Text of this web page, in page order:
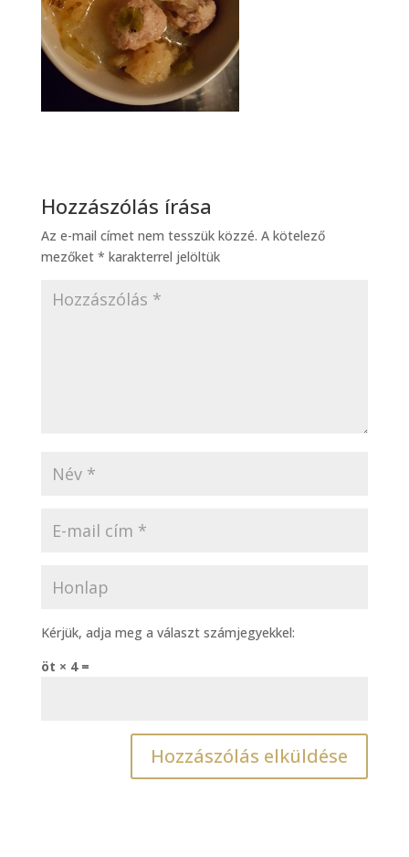
Hozzászólás írása
Az e-mail címet nem tesszük közzé. A kötelező
mezőket * karakterrel jelöltük
Kérjük, adja meg a választ számjegyekkel:
öt × 4 =